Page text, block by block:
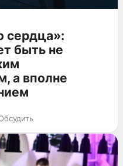
сердца»:
быть не
а вполне